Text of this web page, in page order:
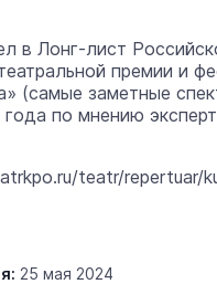
в Лонг-лист
премии и
(самые заметные
года по мнению
teatr/repertuar/
25 мая 2024